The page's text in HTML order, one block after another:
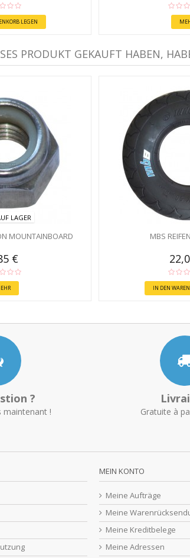
LEGEN
PRODUKT GEKAUFT HABEN,
LAGER
MOUNTAINBOARD
€
MBS
IN DEN
?
maintenant ! Gratuite à
MEIN KONTO
Meine Aufträge
Meine
Meine Kreditbelege
Meine Adressen